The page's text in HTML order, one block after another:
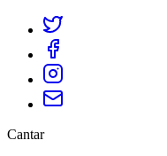
Cantar